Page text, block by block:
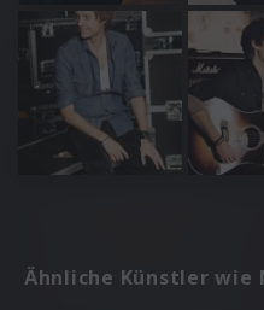
Ähnliche Künstler wie